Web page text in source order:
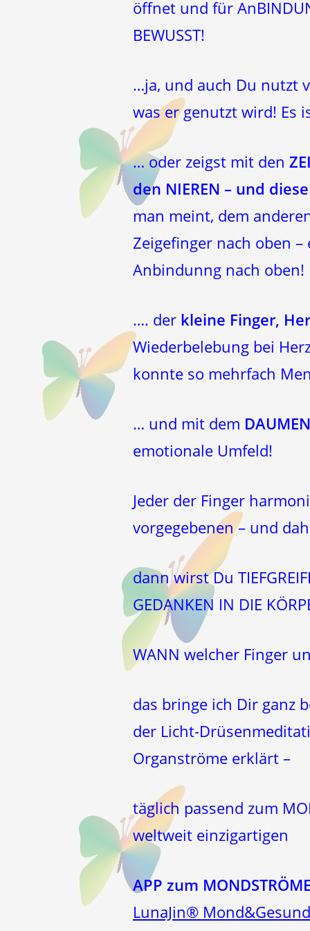
öffnet und für
BEWUSST!
…ja, und auch Du nutzt
was er genutzt wird! Es
… oder zeigst mit den
den NIEREN – und
man meint, dem
Zeigefinger nach oben
Anbindunng nach oben!
…. der kleine Finger,
Wiederbelebung bei
konnte so mehrfach
… und mit dem
emotionale Umfeld!
Jeder der Finger
vorgegebenen – und
dann wirst Du
GEDANKEN IN DIE
WANN welcher Finger
das bringe ich Dir ganz
der Licht-
Organströme erklärt –
täglich passend zum
weltweit einzigartigen
APP zum
LunaJin®